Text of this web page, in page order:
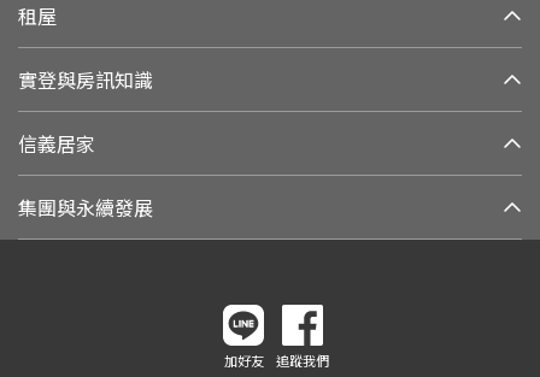
租屋
實登與房訊知識
信義居家
集團與永續發展
加好友 追蹤我們